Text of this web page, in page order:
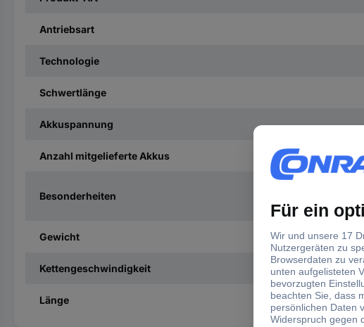
Antriebsart
Technologie
Schwertlänge
Akkuspannung
Anzahl mitgelieferte Akkus
Besonderheiten
Gewicht
Kettengeschwindigkeit
Länge